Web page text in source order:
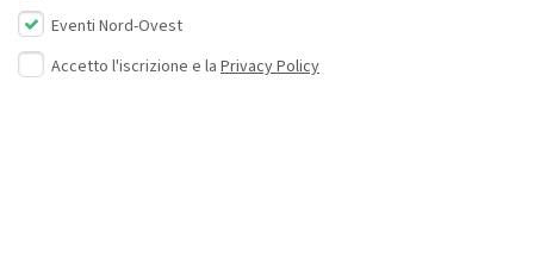
Eventi Nord-Ovest
Accetto l'iscrizione e la Privacy Policy